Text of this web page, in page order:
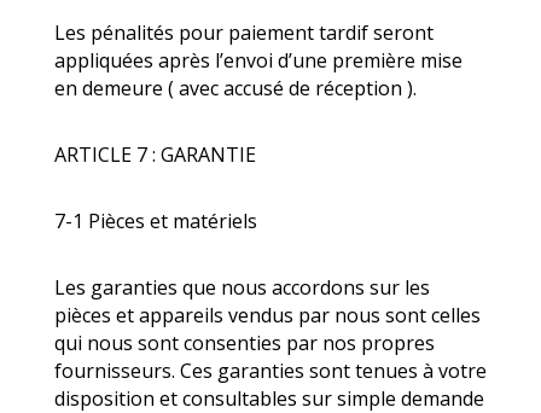
Les pénalités pour paiement tardif seront
appliquées après l’envoi d’une première mise
en demeure ( avec accusé de réception ).
ARTICLE 7 : GARANTIE
7-1 Pièces et matériels
Les garanties que nous accordons sur les
pièces et appareils vendus par nous sont celles
qui nous sont consenties par nos propres
fournisseurs. Ces garanties sont tenues à votre
disposition et consultables sur simple demande